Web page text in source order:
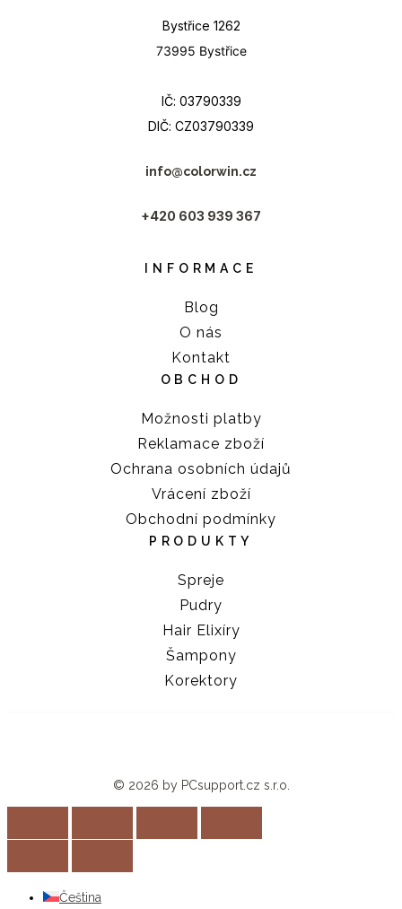
Bystřice 1262
73995 Bystřice
IČ: 03790339
DIČ: CZ03790339
info@colorwin.cz
+420 603 939 367
INFORMACE
Blog
O nás
Kontakt
OBCHOD
Možnosti platby
Reklamace zboží
Ochrana osobních údajů
Vrácení zboží
Obchodní podmínky
PRODUKTY
Spreje
Pudry
Hair Elixíry
Šampony
Korektory
© 2026 by PCsupport.cz s.r.o.
Čeština